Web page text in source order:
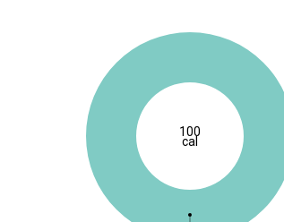
100
cal